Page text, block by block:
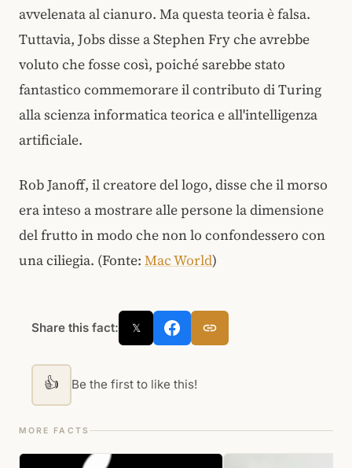
avvelenata al cianuro. Ma questa teoria è falsa.
Tuttavia, Jobs disse a Stephen Fry che avrebbe
voluto che fosse così, poiché sarebbe stato
fantastico commemorare il contributo di Turing
alla scienza informatica teorica e all'intelligenza
artificiale.
Rob Janoff, il creatore del logo, disse che il morso
era inteso a mostrare alle persone la dimensione
del frutto in modo che non lo confondessero con
una ciliegia. (Fonte: Mac World)
Share this fact: 𝕏
👍 Be the first to like this!
MORE FACTS